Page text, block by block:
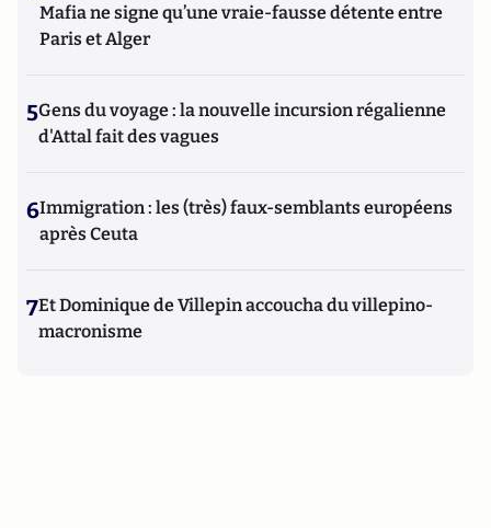
Mafia ne signe qu’une vraie-fausse détente entre
Paris et Alger
5Gens du voyage : la nouvelle incursion régalienne
d'Attal fait des vagues
6Immigration : les (très) faux-semblants européens
après Ceuta
7Et Dominique de Villepin accoucha du villepino-
macronisme